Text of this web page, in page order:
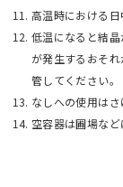
高温時における日
低温になると結
が発生するおそ
管してください。
なしへの使用はさ
空容器は圃場など